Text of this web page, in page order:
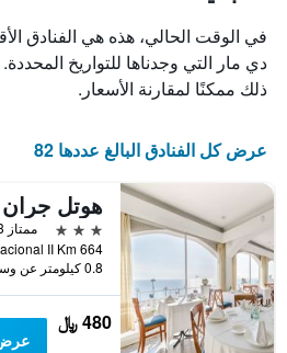
الذي
يعرض
أيام
الأسبوع.
التالي
Y
الذي
يعرض
متوسط
سعر
غرفة
في الوقت الحالي، هذه هي الفنادق
دي مار التي وجدناها للتواريخ
ذلك ممكنًا لمقارنة الأسعار.
عرض كل الفنادق البالغ عددها 82
3 نجوم
ممتاز 8.3
0.8 كيلومتر عن وسط المدينة
480 ﷼